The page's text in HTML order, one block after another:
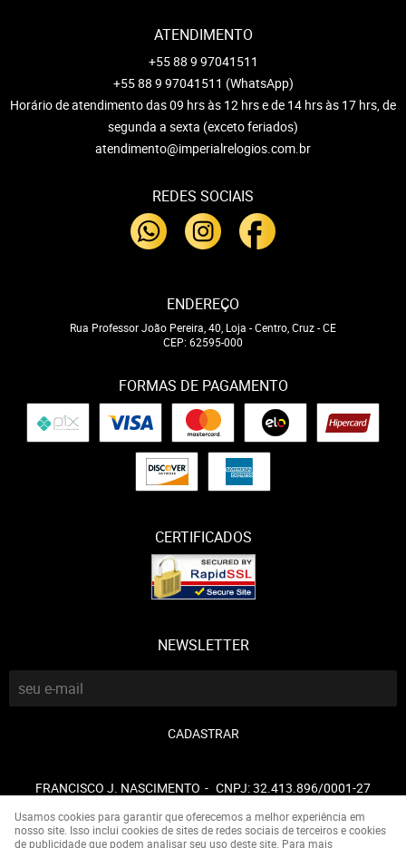
ATENDIMENTO
+55 88 9 97041511
+55 88 9 97041511 (WhatsApp)
Horário de atendimento das 09 hrs às 12 hrs e de 14 hrs às 17 hrs, de
segunda a sexta (exceto feriados)
atendimento@imperialrelogios.com.br
REDES SOCIAIS
ENDEREÇO
Rua Professor João Pereira, 40, Loja -Centro, Cruz-CE
CEP: 62595-000
FORMAS DE PAGAMENTO
CERTIFICADOS
NEWSLETTER
CADASTRAR
FRANCISCO J. NASCIMENTO CNPJ: 32.413.896/0001-27
Usamos cookies para garantir que oferecemos a melhor experiência em
nosso site. Isso inclui cookies de sites de redes sociais de terceiros e cookies
de publicidade que podem analisar seu uso deste site. Para mais